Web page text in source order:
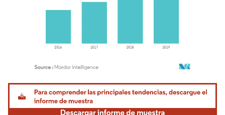
Imagen © Mordor Intelligence. El uso requiere atribución según CC BY 4.0.